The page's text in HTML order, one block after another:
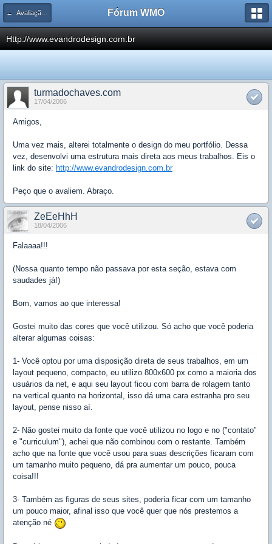
← Avaliação de Sites Fórum WMO
Http://www.evandrodesign.com.br
turmadochaves.com
17/04/2006
Amigos,
Uma vez mais, alterei totalmente o design do meu portfólio. Dessa
vez, desenvolvi uma estrutura mais direta aos meus trabalhos. Eis o
link do site: http://www.evandrodesign.com.br
Peço que o avaliem. Abraço.
ZeEeHhH
18/04/2006
Falaaaa!!!
(Nossa quanto tempo não passava por esta seção, estava com
saudades já!)
Bom, vamos ao que interessa!
Gostei muito das cores que você utilizou. Só acho que você poderia
alterar algumas coisas:
1- Você optou por uma disposição direta de seus trabalhos, em um
layout pequeno, compacto, eu utilizo 800x600 px como a maioria dos
usuários da net, e aqui seu layout ficou com barra de rolagem tanto
na vertical quanto na horizontal, isso dá uma cara estranha pro seu
layout, pense nisso aí.
2- Não gostei muito da fonte que você utilizou no logo e no ("contato"
e "curriculum"), achei que não combinou com o restante. Também
acho que na fonte que você usou para suas descrições ficaram com
um tamanho muito pequeno, dá pra aumentar um pouco, pouca
coisa!!!
3- Também as figuras de seus sites, poderia ficar com um tamanho
um pouco maior, afinal isso que você quer que nós prestemos a
atenção né